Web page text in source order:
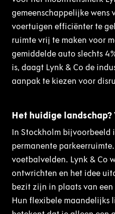
gemeenschappelijke wens
voertuigen efficiënter te
ruimte vrij te maken voor
gemiddelde auto slechts
is, daagt Lynk & Co de
aanpak te kiezen voor
Het huidige
In Stockholm bijvoorbeeld
permanente
voetbalvelden. Lynk & Co
ontwrichten en het idee
bezit zijn in plaats van
Hun flexibele maandelijks